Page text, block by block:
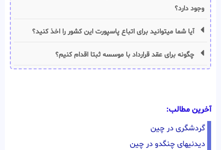
وجود دارد؟
آیا شما میتوانید برای اتباع پاسپورت این کشور را اخذ کنید؟
چگونه برای عقد قرارداد با موسسه ثبتا اقدام کنیم؟
آخرین مطالب:
گردشگری در چین
دیدنیهای چنگدو در چین